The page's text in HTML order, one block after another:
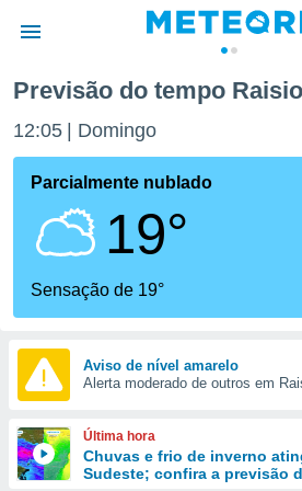
da
fornecidas
a este
das
e
forma
digital
Previsão do tempo Raisio
12:05 Domingo
Parcialmente nublado
19°
Sensação de 19°
Aviso de nível amarelo
Alerta moderado de outros em
Última hora
Chuvas e frio de inverno
Sudeste; confira a previsão